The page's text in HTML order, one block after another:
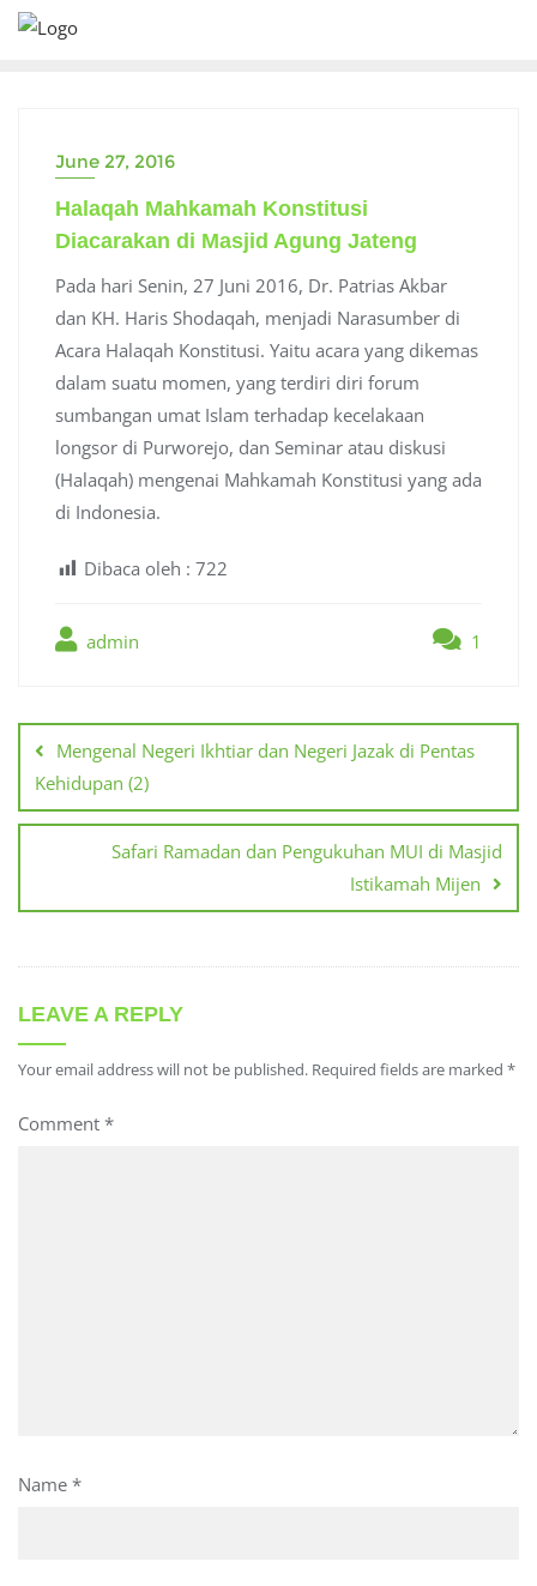
Skip
June 27, 2016
Halaqah Mahkamah Konstitusi
Diacarakan di Masjid Agung Jateng
Pada hari Senin, 27 Juni 2016, Dr. Patrias Akbar
dan KH. Haris Shodaqah, menjadi Narasumber di
Acara Halaqah Konstitusi. Yaitu acara yang dikemas
dalam suatu momen, yang terdiri diri forum
sumbangan umat Islam terhadap kecelakaan
longsor di Purworejo, dan Seminar atau diskusi
(Halaqah) mengenai Mahkamah Konstitusi yang ada
di Indonesia.
Dibaca oleh : 722
admin 1
navigation
Mengenal Negeri Ikhtiar dan Negeri Jazak di Pentas
Kehidupan (2)
Safari Ramadan dan Pengukuhan MUI di Masjid
Istikamah Mijen
LEAVE A REPLY
Your email address will not be published. Required fields are marked *
Comment *
Name *